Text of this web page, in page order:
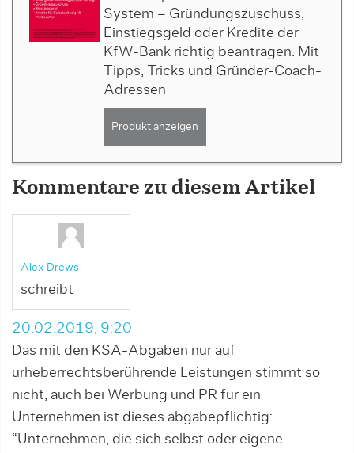
System – Gründungszuschuss,
Einstiegsgeld oder Kredite der
KfW-Bank richtig beantragen. Mit
Tipps, Tricks und Gründer-Coach-
Adressen
Produkt anzeigen
Kommentare zu diesem Artikel
Alex Drews
schreibt
20.02.2019, 9:20
Das mit den KSA-Abgaben nur auf
urheberrechtsberührende Leistungen stimmt so
nicht, auch bei Werbung und PR für ein
Unternehmen ist dieses abgabepflichtig:
“Unternehmen, die sich selbst oder eigene